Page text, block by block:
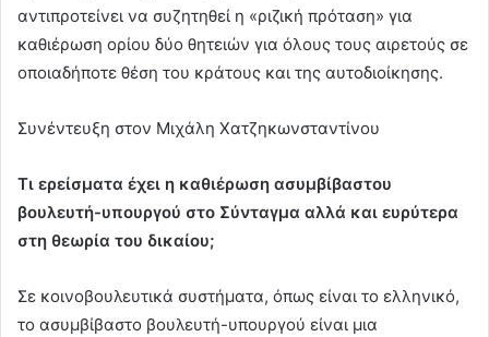
αντιπροτείνει να συζητηθεί η «ριζική πρόταση» για
καθιέρωση ορίου δύο θητειών για όλους τους αιρετούς σε
οποιαδήποτε θέση του κράτους και της αυτοδιοίκησης.
Συνέντευξη στον Μιχάλη Χατζηκωνσταντίνου
Τι ερείσματα έχει η καθιέρωση ασυμβίβαστου
βουλευτή-υπουργού στο Σύνταγμα αλλά και ευρύτερα
στη θεωρία του δικαίου;
Σε κοινοβουλευτικά συστήματα, όπως είναι το ελληνικό,
το ασυμβίβαστο βουλευτή-υπουργού είναι μια